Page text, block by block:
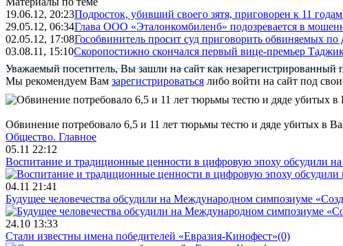
19.06.12, 20:23Подросток, убивший своего зятя, приговорен к 11
29.05.12, 06:34Глава ООО «Эталонкомбиленб» подозревается в
02.05.12, 17:08Гособвинитель просит суд приговорить обвиняемых
03.08.11, 15:10Скоропостижно скончался первый вице-премьер
Уважаемый посетитель, Вы зашли на сайт как незарегистрированный
Мы рекомендуем Вам зарегистрироваться либо войти на сайт под
Обвинение потребовало 6,5 и 11 лет тюрьмы тестю и дяде убитых в
Общество. Главное
05.11 22:12
Воспитание и традиционные ценности в цифровую эпоху обсудили
04.11 21:41
Будущее человечества обсудили на Международном симпозиуме
24.10 13:33
Стали известны имена победителей «Евразия-Кинофест»(0)